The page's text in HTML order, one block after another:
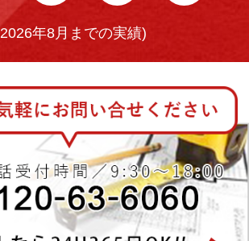
2026年8月までの実績)